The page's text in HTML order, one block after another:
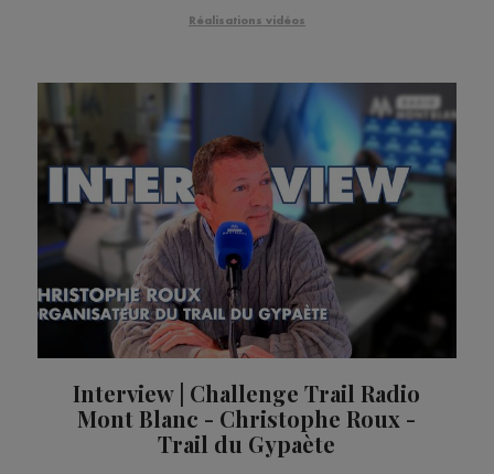
Réalisations vidéos
Interview | Challenge Trail Radio
Mont Blanc - Christophe Roux -
Trail du Gypaète